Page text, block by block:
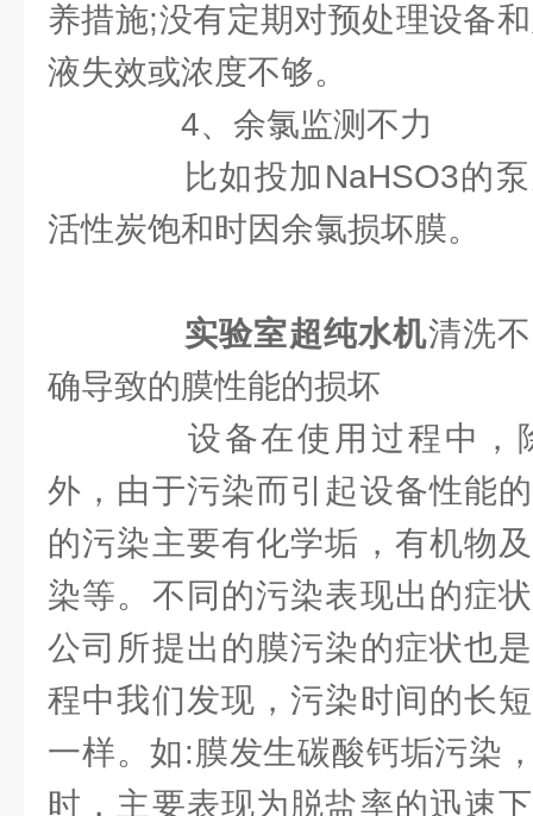
养措施;没有定期对预处理设备
液失效或浓度不够。
4、余氯监测不力
比如投加NaHSO3的泵
活性炭饱和时因余氯损坏膜。
实验室超纯水机清洗
确导致的膜性能的损坏
设备在使用过程中，
外，由于污染而引起设备性能
的污染主要有化学垢，有机物
染等。不同的污染表现出的症
公司所提出的膜污染的症状也
程中我们发现，污染时间的长
一样。如:膜发生碳酸钙垢污染
时，主要表现为脱盐率的迅速